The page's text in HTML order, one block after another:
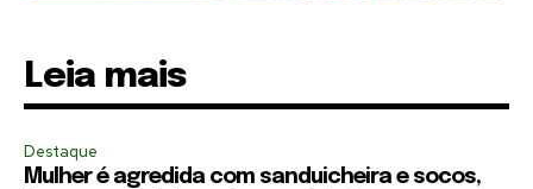
Leia mais
Destaque
Mulher é agredida com sanduicheira e socos,